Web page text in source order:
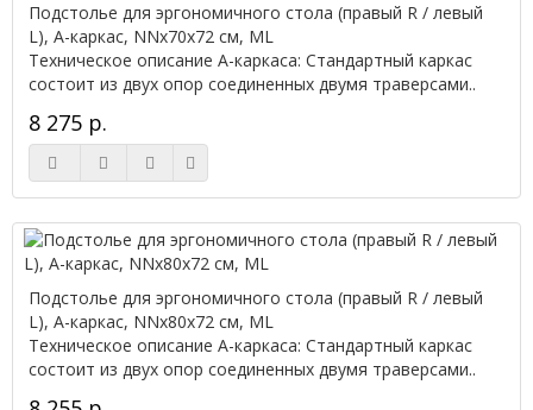
Подстолье для эргономичного стола (правый R / левый
L), А-каркас, NNx70х72 см, ML
Техническое описание А-каркаса: Стандартный каркас
состоит из двух опор соединенных двумя траверсами..
8 275 р.
Подстолье для эргономичного стола (правый R / левый
L), А-каркас, NNx80х72 см, ML
Техническое описание А-каркаса: Стандартный каркас
состоит из двух опор соединенных двумя траверсами..